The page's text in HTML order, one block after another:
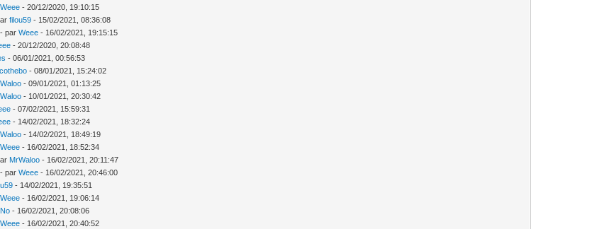
Weee - 20/12/2020, 19:10:15
filou59 - 15/02/2021, 08:36:08
- parWeee - 16/02/2021, 19:15:15
- 20/12/2020, 20:08:48
- 06/01/2021, 00:56:53
- 08/01/2021, 15:24:02
- 09/01/2021, 01:13:25
- 10/01/2021, 20:30:42
- 07/02/2021, 15:59:31
- 14/02/2021, 18:32:24
- 14/02/2021, 18:49:19
Weee - 16/02/2021, 18:52:34
MrWaloo - 16/02/2021, 20:11:47
- parWeee - 16/02/2021, 20:46:00
- 14/02/2021, 19:35:51
Weee - 16/02/2021, 19:06:14
- 16/02/2021, 20:08:06
Weee - 16/02/2021, 20:40:52